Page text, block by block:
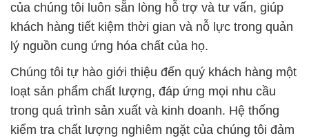
của chúng tôi luôn sẵn lòng hỗ trợ và tư vấn, giúp
khách hàng tiết kiệm thời gian và nỗ lực trong quản
lý nguồn cung ứng hóa chất của họ.
Chúng tôi tự hào giới thiệu đến quý khách hàng một
loạt sản phẩm chất lượng, đáp ứng mọi nhu cầu
trong quá trình sản xuất và kinh doanh. Hệ thống
kiểm tra chất lượng nghiêm ngặt của chúng tôi đảm